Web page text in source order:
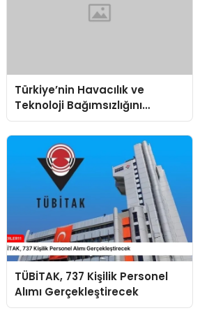
Türkiye’nin Havacılık ve
Teknoloji Bağımsızlığını
Güçlendirecek Yarışma
TÜBİTAK, 737 Kişilik Personel
Alımı Gerçekleştirecek